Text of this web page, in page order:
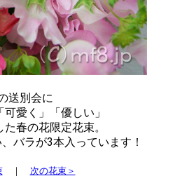
送別会に
可愛く」「優しい」
春の花限定花束。
バラが3本入っています！
｜ 次の花束＞